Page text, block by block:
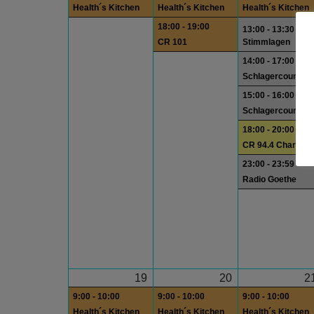
Health´s Kitchen
Health´s Kitchen
18:00 - 19:00
CR 101
Health´s Kitchen
13:00 - 13:30
Stimmlagen
14:00 - 17:00
15:00 - 16:00
18:00 - 20:00
CR 94.4 Charts
23:00 - 23:59
Radio Goethe
19
9:00 - 10:00
20
9:00 - 10:00
9:00 - 10:00